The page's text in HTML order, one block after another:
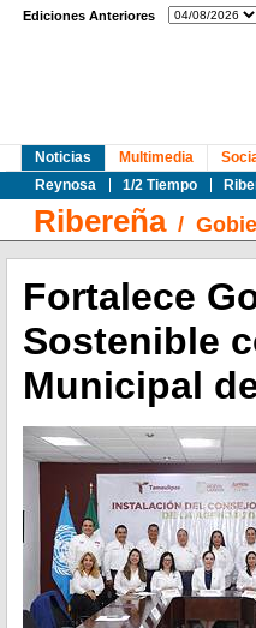
Ediciones Anteriores
Noticias
Reynosa
1/2 Tiempo
Multimedia
Ribereña/
Fortalece
Sostenible
Municipal